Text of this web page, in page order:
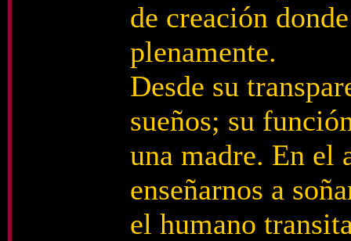
de creación
plenamente.
Desde su
sueños; su
una madre. En el
enseñarnos a
el humano